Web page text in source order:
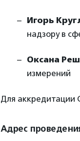
Игорь
надзору в
Оксана
измерений
Для
Адрес